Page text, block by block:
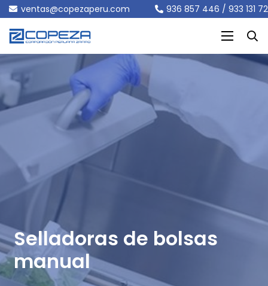
ventas@copezaperu.com 936 857 446 / 933 131
Selladoras de bolsas
manual